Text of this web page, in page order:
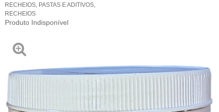
RECHEIOS, PASTAS E ADITIVOS
RECHEIOS
Produto Indisponível